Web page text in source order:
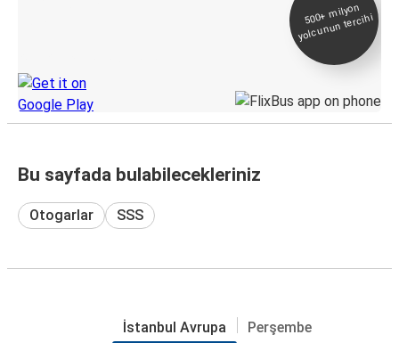
500+
milyon
yolcunun tercihi
Bu sayfada bulabilecekleriniz
Otogarlar SSS
İstanbul Avrupa Perşembe